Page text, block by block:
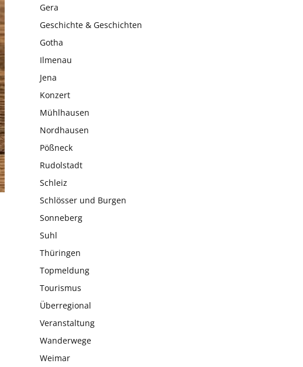
Gera
Geschichte & Geschichten
Gotha
Ilmenau
Jena
Konzert
Mühlhausen
Nordhausen
Pößneck
Rudolstadt
Schleiz
Schlösser und Burgen
Sonneberg
Suhl
Thüringen
Topmeldung
Tourismus
Überregional
Veranstaltung
Wanderwege
Weimar